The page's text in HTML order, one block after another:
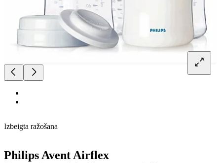
Izbeigta ražošana
Philips Avent Airflex